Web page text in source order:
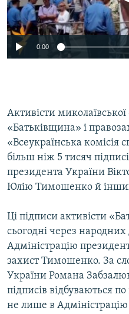
ВІДЕОУРОКИ «ELIFBE»
СВІДЧЕННЯ ОКУПАЦІЇ
УКРАЇНСЬКА ПРОБЛЕМА КРИМУ
Русский
Qırımtatar
Усі сайти RFE/RL
0:00
Активісти миколаївської
«Батьківщина» і
«Всеукраїнська комісія
більш ніж 5 тисяч
президента України
Юлію Тимошенко й інших
Ці підписи активісти
сьогодні через
Адміністрацію
захист Тимошенко. За
України Романа
підписів відбуваються
не лише в